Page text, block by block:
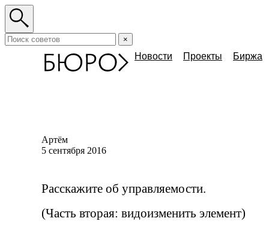
×
Новости Проекты Биржа
Артём
5 сентября 2016
Расскажите об управляемости.
(Часть вторая: видоизменить элемент)